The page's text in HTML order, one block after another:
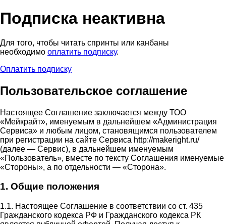
Подписка неактивна
Для того, чтобы читать спринты или канбаны
необходимо оплатить подписку.
Оплатить подписку
Пользовательское соглашение
Настоящее Соглашение заключается между ТОО
«Мейкрайт», именуемым в дальнейшем «Администрация
Сервиса» и любым лицом, становящимся пользователем
при регистрации на сайте Сервиса http://makeright.ru/
(далее — Сервис), в дальнейшем именуемым
«Пользователь», вместе по тексту Соглашения именуемые
«Стороны», а по отдельности — «Сторона».
1. Общие положения
1.1. Настоящее Соглашение в соответствии со ст. 435
Гражданского кодекса РФ и Гражданского кодекса РК